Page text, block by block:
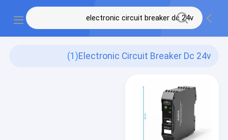
Electronic Circuit Breaker Dc 24v
(1)